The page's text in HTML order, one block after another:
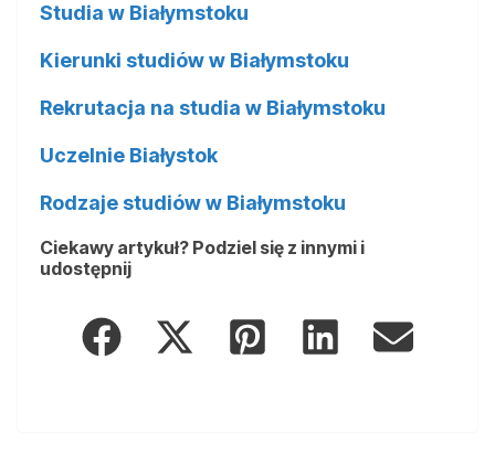
Studia w Białymstoku
Kierunki studiów w Białymstoku
Rekrutacja na studia w Białymstoku
Uczelnie Białystok
Rodzaje studiów w Białymstoku
Ciekawy artykuł? Podziel się z innymi i
udostępnij